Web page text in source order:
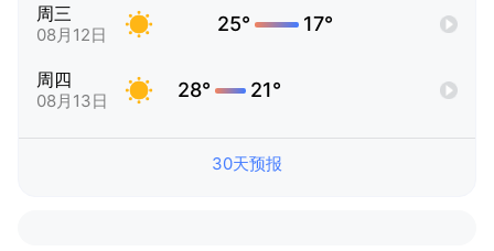
周三
08月12日 25° 17°
周四
08月13日 28° 21°
30天预报